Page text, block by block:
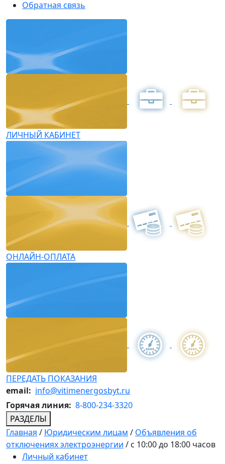
Обратная связь
ЛИЧНЫЙ КАБИНЕТ
ОНЛАЙН-ОПЛАТА
ПЕРЕДАТЬ ПОКАЗАНИЯ
email: info@vitimenergosbyt.ru
Горячая линия: 8-800-234-3320
РАЗДЕЛЫ
Главная / Юридическим лицам / Объявления об
отключениях электроэнергии / с 10:00 до 18:00 часов
Личный кабинет